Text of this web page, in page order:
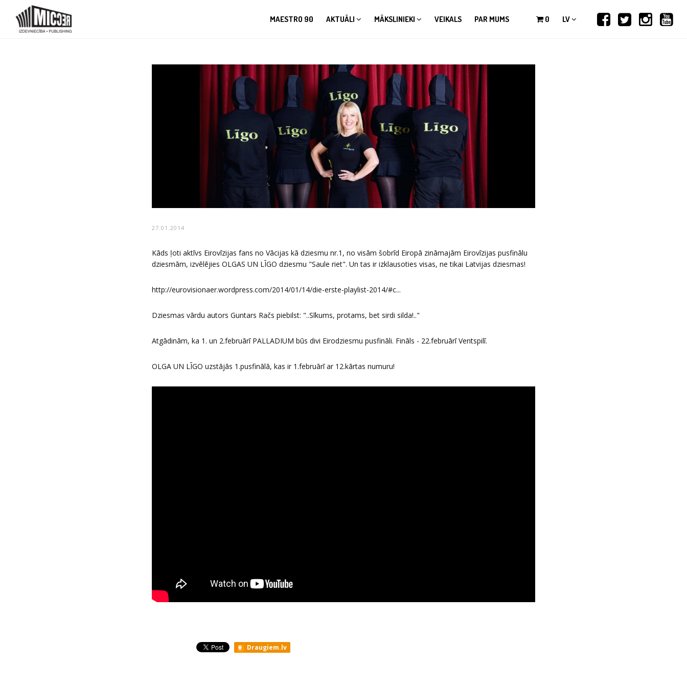
MAESTRO 90 AKTUĀLI MĀKSLINIEKI VEIKALS PAR MUMS 0 LV
27.01.2014
Kāds ļoti aktīvs Eirovīzijas fans no Vācijas kā dziesmu nr.1, no visām šobrīd Eiropā zināmajām Eirovīzijas pusfinālu
dziesmām, izvēlējies OLGAS UN LĪGO dziesmu "Saule riet". Un tas ir izklausoties visas, ne tikai Latvijas dziesmas!
http://eurovisionaer.wordpress.com/2014/01/14/die-erste-playlist-2014/#c...
Dziesmas vārdu autors Guntars Račs piebilst: "..Sīkums, protams, bet sirdi silda!.."
Atgādinām, ka 1. un 2.februārī PALLADIUM būs divi Eirodziesmu pusfināli. Fināls - 22.februārī Ventspilī.
OLGA UN LĪGO uzstājās 1.pusfinālā, kas ir 1.februārī ar 12.kārtas numuru!
Draugiem.lv